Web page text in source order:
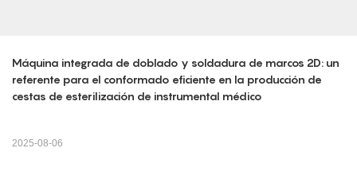
Máquina integrada de doblado y soldadura de marcos 2D: un
referente para el conformado eficiente en la producción de
cestas de esterilización de instrumental médico
2025-08-06